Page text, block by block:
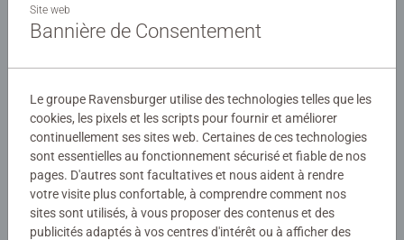
Aucune évaluation n'a encore été
0/0
Rédiger une évaluation
Consignes d'évaluation
Site web
Bannière de Consentement
Le groupe Ravensburger utilise des technologies telles que les
cookies, les pixels et les scripts pour fournir et améliorer
continuellement ses sites web. Certaines de ces technologies
sont essentielles au fonctionnement sécurisé et fiable de nos
pages. D'autres sont facultatives et nous aident à rendre
votre visite plus confortable, à comprendre comment nos
sites sont utilisés, à vous proposer des contenus et des
publicités adaptés à vos centres d'intérêt ou à afficher des